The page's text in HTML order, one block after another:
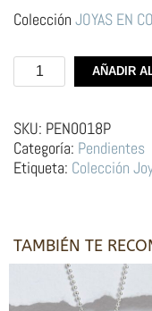
Colección JOYAS EN
Pendientes
de
Diferentes
–
Lata
AÑADIR
SKU: PEN0018P
Categoría: Pendientes
Etiqueta: Colección
TAMBIÉN TE